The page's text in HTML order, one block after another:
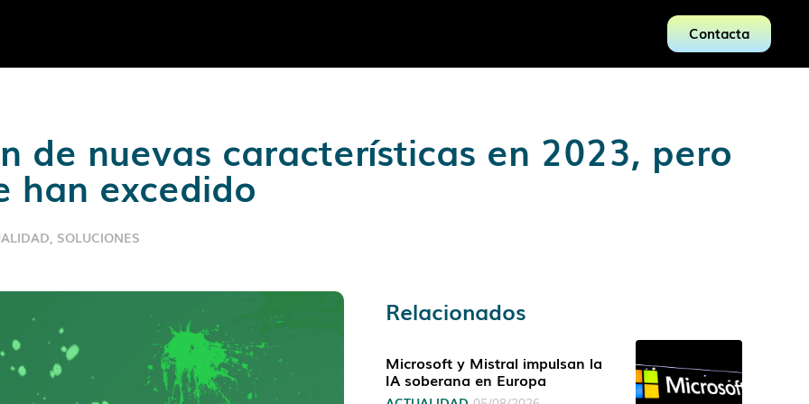
Contacta
de nuevas características en 2023, pero
han excedido
, SOLUCIONES
Relacionados
Microsoft y Mistral impulsan la
IA soberana en Europa